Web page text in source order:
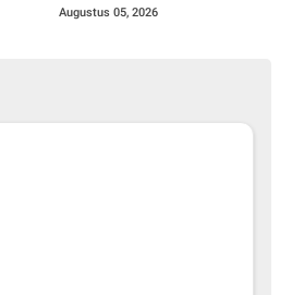
Peryataan Plt. KADISDIK
Augustus 05, 2026